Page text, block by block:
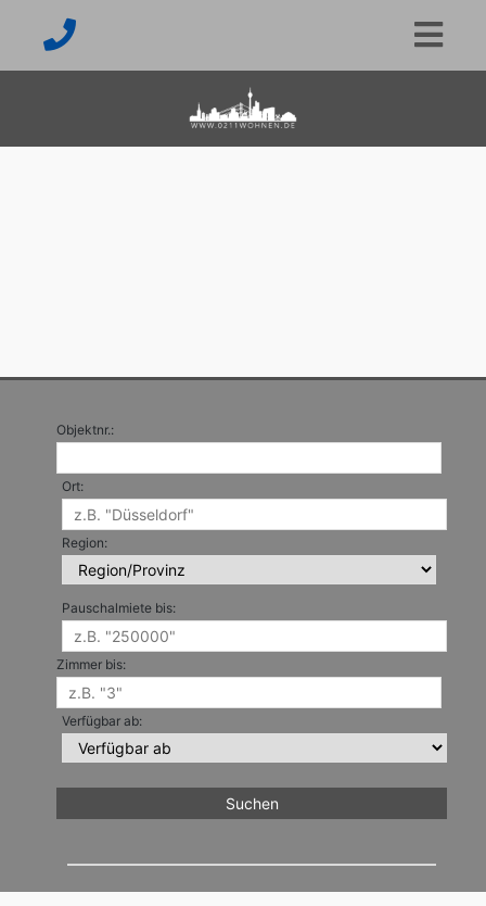
Objektnr.:
Ort:
Region:
Pauschalmiete bis:
Zimmer bis:
Verfügbar ab: